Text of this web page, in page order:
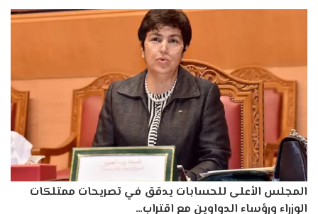
المجلس الأعلى للحسابات يدقق في تصريحات ممتلكات
الوزراء ورؤساء الدواوين مع اقتراب…